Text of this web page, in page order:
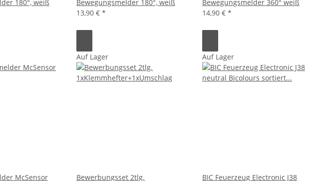
180°, weiß
Bewegungsmelder 180°, weiß
13,90 € *
Bewegungsmelder 360° weiß
14,90 € *
McSensor
Auf Lager
Bewerbungsset 2tlg.
Auf Lager
BIC Feuerzeug Electronic J38